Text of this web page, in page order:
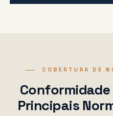
COBERTURA DE
Principais